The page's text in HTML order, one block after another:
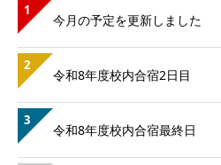
1
今月の予定を更新しました
2
令和8年度校内合宿2日目
3
令和8年度校内合宿最終日